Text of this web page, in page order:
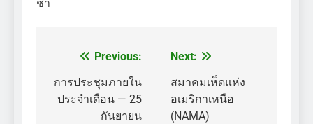
ช้ำ
แนะแนว
เรื่อง
Previous:
การประชุมภายใน
ประจำเดือน — 25
กันยายน
Next:
สมาคมเห็ดแห่ง
อเมริกาเหนือ
(NAMA)